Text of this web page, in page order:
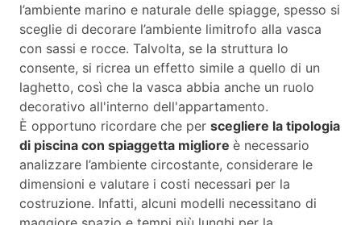
l’ambiente marino e naturale delle spiagge, spesso si
sceglie di decorare l’ambiente limitrofo alla vasca
con sassi e rocce. Talvolta, se la struttura lo
consente, si ricrea un effetto simile a quello di un
laghetto, così che la vasca abbia anche un ruolo
decorativo all'interno dell'appartamento.
È opportuno ricordare che per scegliere la tipologia
di piscina con spiaggetta migliore è necessario
analizzare l’ambiente circostante, considerare le
dimensioni e valutare i costi necessari per la
costruzione. Infatti, alcuni modelli necessitano di